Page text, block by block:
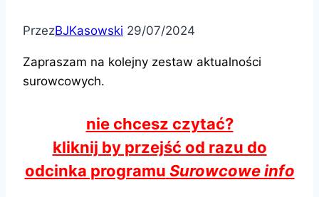
PrzezBJKasowski 29/07/2024
Zapraszam na kolejny zestaw aktualności
surowcowych.
nie chcesz czytać?
kliknij by przejść od razu do
odcinka programu Surowcowe info